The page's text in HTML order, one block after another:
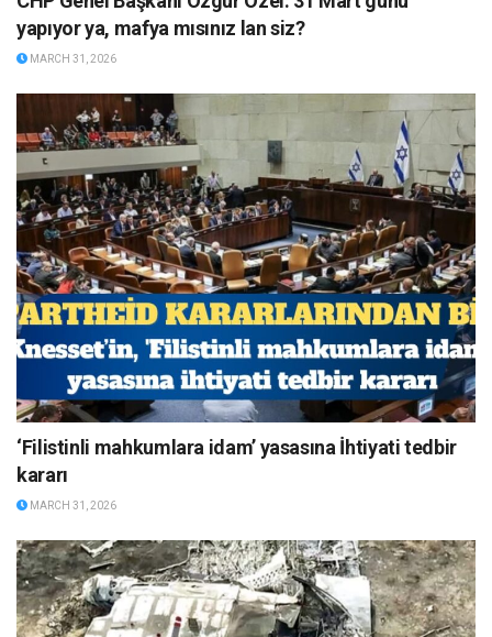
yapıyor ya, mafya mısınız lan siz?
MARCH 31, 2026
‘Filistinli mahkumlara idam’ yasasına İhtiyati tedbir
kararı
MARCH 31, 2026